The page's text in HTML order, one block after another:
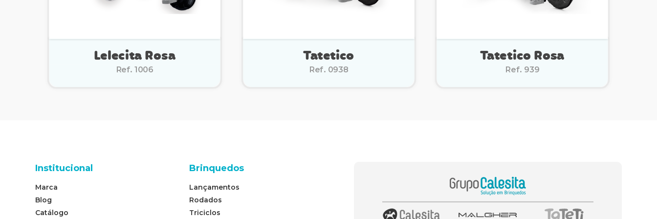
Lelecita Rosa
Ref. 1006
Tatetico
Ref. 0938
Tatetico Rosa
Ref. 939
Institucional
Marca
Blog
Catálogo
Brinquedos
Lançamentos
Rodados
Triciclos